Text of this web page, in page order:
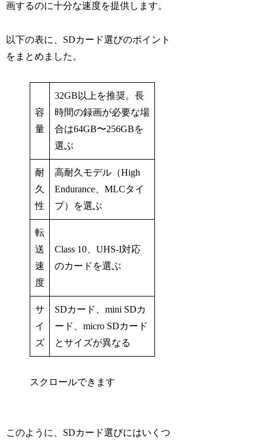
画するのに十分な速度を提供します。
以下の表に、SDカード選びのポイント
をまとめました。
容
量
32GB以上を推奨。長
時間の録画が必要な場
合は64GB〜256GBを
選ぶ
耐
久
性
高耐久モデル（High
Endurance、MLCタイ
プ）を選ぶ
転
送
速
度
Class 10、UHS-I対応
のカードを選ぶ
サ
イ
ズ
SDカード、mini SDカ
ード、micro SDカード
とサイズが異なる
スクロールできます
このように、SDカード選びにはいくつ